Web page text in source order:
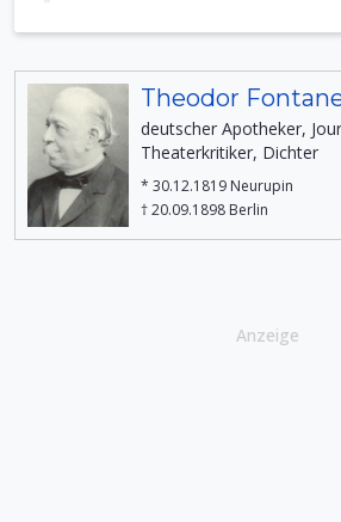
Theodor
deutscher Apotheker,
Theaterkritiker, Dichter
* 30.12.1819 Neurupin
† 20.09.1898 Berlin
Anzeige